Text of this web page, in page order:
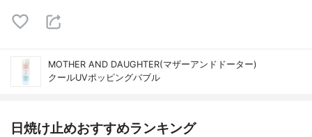
MOTHER AND DAUGHTER(マザーアンドドーター)
クールUVポッピングバブル
日焼け止めおすすめランキング